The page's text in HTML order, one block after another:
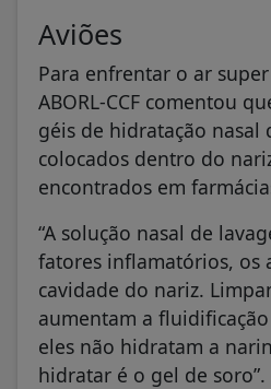
Aviões
Para enfrentar o ar
ABORL-CCF comentou
géis de hidratação nasal
colocados dentro do
encontrados em
“A solução nasal de
fatores inflamatórios, os
cavidade do nariz.
aumentam a
eles não hidratam a
hidratar é o gel de soro”.